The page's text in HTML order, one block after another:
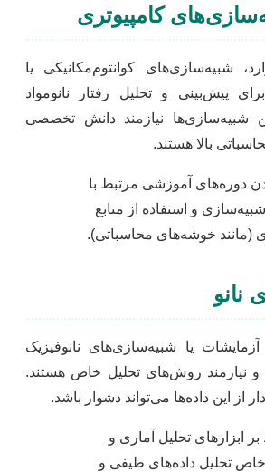
کامپیوتری
شبیه‌سازی‌های کوانتوم‌مکانیکی یا
پیش‌بینی و تحلیل رفتار نانومواد
شبیه‌سازی‌ها نیازمند دانش تخصصی
بالا هستند.
دوره‌های آموزشی مرتبط با
و استفاده از منابع
(مانند خوشه‌های محاسباتی).
نانو
یا شبیه‌سازی‌های نانوفیزیک
و نیازمند روش‌های تحلیل خاص هستند.
از این داده‌ها می‌تواند دشوار باشد.
ابزارهای تحلیل آماری و
خاص تحلیل داده‌های طیفی و